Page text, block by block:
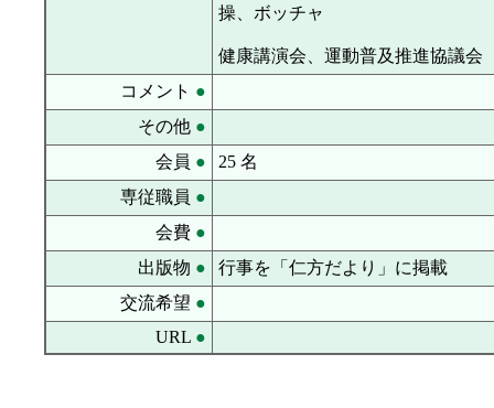
操、ボッチャ
健康講演会、運動普及推進協議会
コメント ●
その他 ●
会員 ●
25 名
専従職員 ●
会費 ●
出版物 ●
行事を「仁方だより」に掲載
交流希望 ●
URL ●